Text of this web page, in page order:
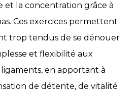
et la concentration grâce à
Ces exercices permettent
trop tendus de se dénouer
et flexibilité aux
en apportant à
de détente, de vitalité